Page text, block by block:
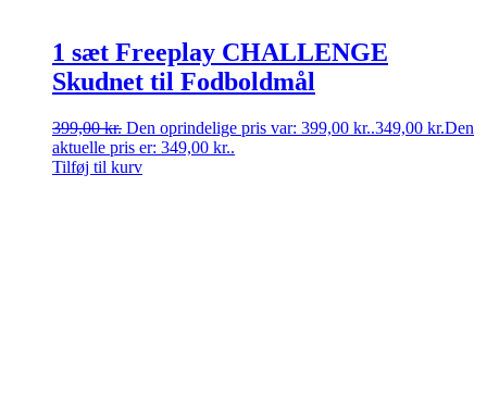
1 sæt Freeplay CHALLENGE
Skudnet til Fodboldmål
399,00kr. Den oprindelige pris var: 399,00 kr..349,00 kr.Den
aktuelle pris er: 349,00 kr..
Tilføj til kurv